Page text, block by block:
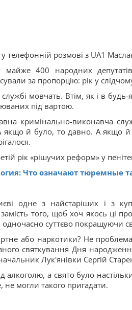
телефонній розмові з UA1
400 народних
за пропорцію: рік у
мовчать. Втім, як і в
під вартою.
кримінально-виконавча
якщо й було, то давно. А якщо
рік «рішучих реформ» у
Что означают тюремные
одне з найстаріших і з
того, щоб хоч якось ці
суттєво покращуючи
або наркотики? Не
святкування Дня
Лук'янівки Сергій
алкоголю, а свято було
не могли такого пригадати.